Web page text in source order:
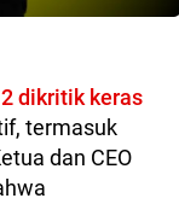
dikritik keras
termasuk
dan CEO